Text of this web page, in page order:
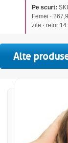
Pe scurt:
Femei ·
zile · retur 14
Alte